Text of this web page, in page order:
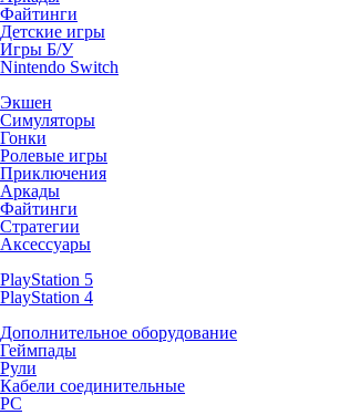
Файтинги
Детские игры
Игры Б/У
Nintendo Switch
Экшен
Симуляторы
Гонки
Ролевые игры
Приключения
Аркады
Файтинги
Стратегии
Аксессуары
PlayStation 5
PlayStation 4
Дополнительное оборудование
Геймпады
Рули
Кабели соединительные
PC